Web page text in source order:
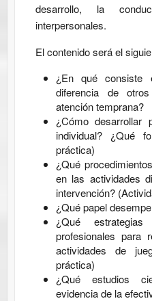
desarrollo, la
interpersonales.
El contenido será el
¿En qué
diferencia de
atención temprana?
¿Cómo desarrollar
individual? ¿Qué
práctica)
¿Qué
en las actividades
intervención?
¿Qué papel
¿Qué
profesionales para
actividades de
práctica)
¿Qué estudios
evidencia de la